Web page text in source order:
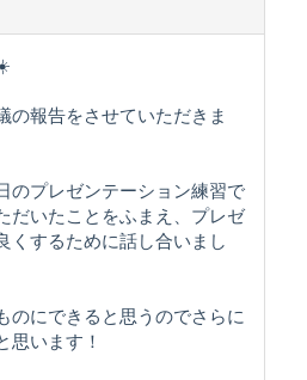
の報告をさせていただきま
のプレゼンテーション練習で
だいたことをふまえ、プレゼ
くするために話し合いまし
のにできると思うのでさらに
思います！